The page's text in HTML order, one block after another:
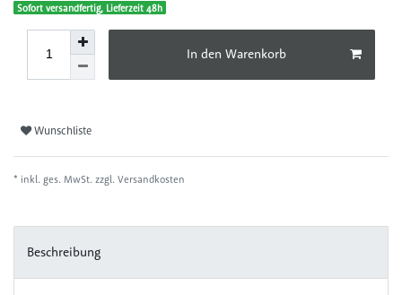
Sofort versandfertig, Lieferzeit 48h
In den Warenkorb
Wunschliste
* inkl. ges. MwSt. zzgl. Versandkosten
Beschreibung